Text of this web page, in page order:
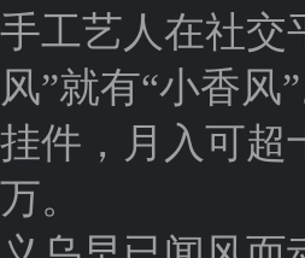
手工艺人在社交
风”就有“小香
挂件，月入可超
万。